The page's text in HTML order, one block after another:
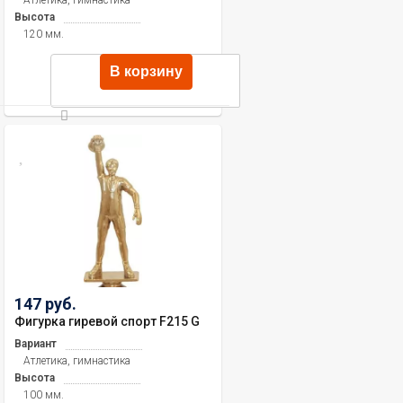
Высота
120 мм.
В корзину
147 руб.
Фигурка гиревой спорт F215 G
Вариант
Атлетика, гимнастика
Высота
100 мм.